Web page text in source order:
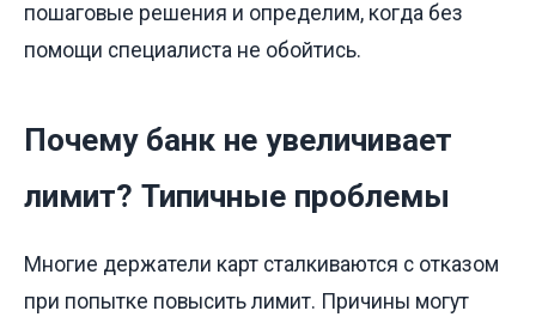
пошаговые решения и определим, когда без
помощи специалиста не обойтись.
Почему банк не увеличивает
лимит? Типичные проблемы
Многие держатели карт сталкиваются с отказом
при попытке повысить лимит. Причины могут